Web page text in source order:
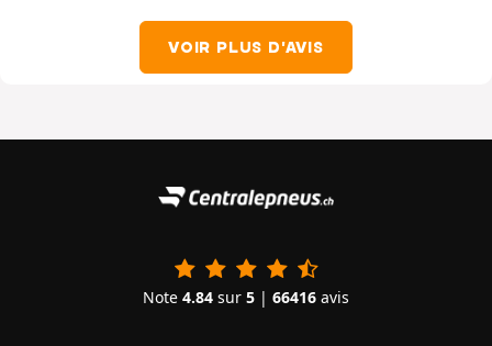
VOIR PLUS D'AVIS
Note 4.84 sur 5 | 66416 avis